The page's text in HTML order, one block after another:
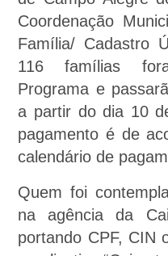
Coordenação
Família/ Cadastro
116 famílias
Programa e
a partir do dia 10
pagamento é de
calendário de
Quem foi
na agência da
portando CPF, CIN